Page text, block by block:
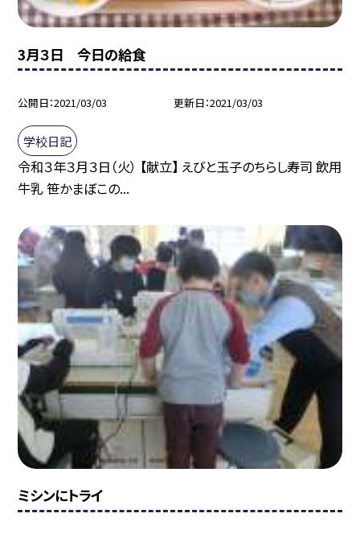
3月３日 今日の給食
公開日 2021/03/03 更新日 2021/03/03
学校日記
令和３年３月３日（火） 【献立】 えびと玉子のちらし寿司 飲用
牛乳 笹かまぼこの...
ミシンにトライ